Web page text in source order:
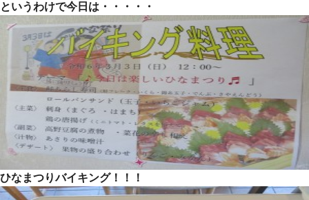
というわけで今日は・・・・・
ひなまつりバイキング！！！